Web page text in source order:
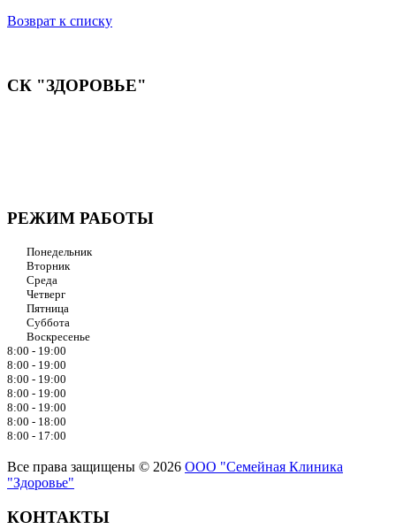
Возврат к списку
СК "ЗДОРОВЬЕ"
РЕЖИМ РАБОТЫ
Понедельник
Вторник
Среда
Четверг
Пятница
Суббота
Воскресенье
8:00 - 19:00
8:00 - 19:00
8:00 - 19:00
8:00 - 19:00
8:00 - 19:00
8:00 - 18:00
8:00 - 17:00
Все права защищены © 2026 ООО "Семейная Клиника
"Здоровье"
КОНТАКТЫ